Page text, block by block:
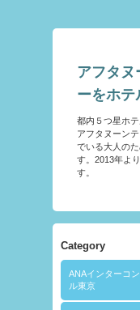
アフタヌ
ーをホテ
都内５つ星ホテ
アフタヌーン
でいる大人の
す。2013年よ
す。
Category
ANAインターコ
ル東京